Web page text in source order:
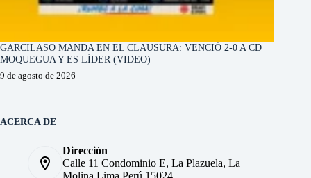
GARCILASO MANDA EN EL CLAUSURA: VENCIÓ 2-0 A CD
MOQUEGUA Y ES LÍDER (VIDEO)
9 de agosto de 2026
ACERCA DE
Dirección
Calle 11 Condominio E, La Plazuela, La